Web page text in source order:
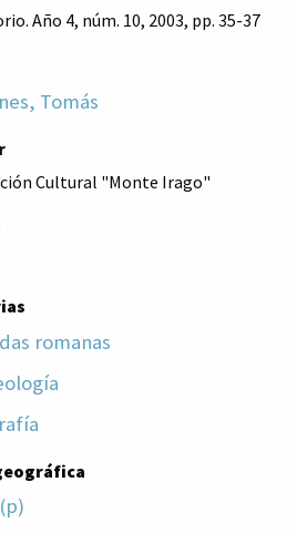
Año 4, núm. 10, 2003, pp. 35-37
Tomás
Cultural "Monte Irago"
romanas